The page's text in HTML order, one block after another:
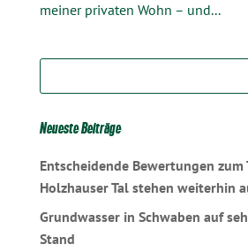
meiner privaten Wohn – und...
Neueste Beiträge
Entscheidende Bewertungen zum
Holzhauser Tal stehen weiterhin
Grundwasser in Schwaben auf
Stand